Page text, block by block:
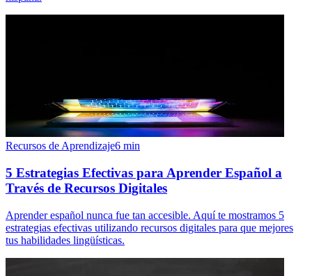
Recursos de Aprendizaje6 min
5 Estrategias Efectivas para Aprender Español a
Través de Recursos Digitales
Aprender español nunca fue tan accesible. Aquí te mostramos 5
estrategias efectivas utilizando recursos digitales para que mejores
tus habilidades lingüísticas.